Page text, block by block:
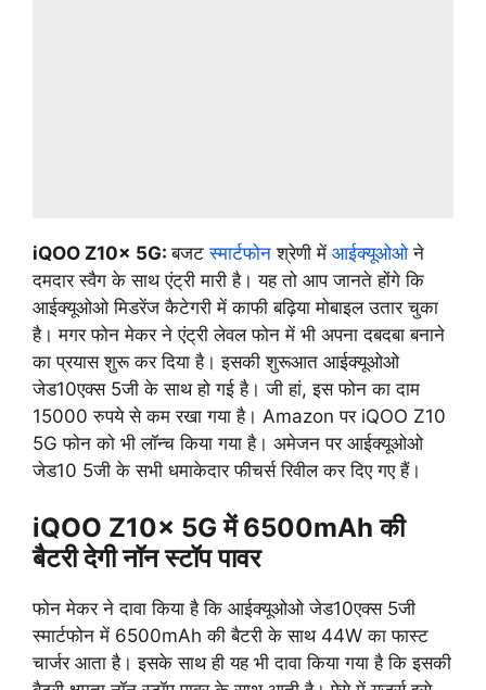
iQOO Z10x 5G:बजटस्मार्टफोनश्रेणी में आईक्यूओओने
दमदार स्वैग के साथ एंट्री मारी है। यह तो आप जानते होंगे कि
आईक्यूओओ मिडरेंज कैटेगरी में काफी बढ़िया मोबाइल उतार चुका
है। मगर फोन मेकर ने एंट्री लेवल फोन में भी अपना दबदबा बनाने
का प्रयास शुरू कर दिया है। इसकी शुरूआत आईक्यूओओ
जेड10एक्स 5जी के साथ हो गई है। जी हां, इस फोन का दाम
15000 रुपये से कम रखा गया है। Amazon पर iQOO Z10
5G फोन को भी लॉन्च किया गया है। अमेजन पर आईक्यूओओ
जेड10 5जी के सभी धमाकेदार फीचर्स रिवील कर दिए गए हैं।
iQOO Z10x 5G में 6500mAh की
बैटरी देगी नॉन स्टॉप पावर
फोन मेकर ने दावा किया है कि आईक्यूओओ जेड10एक्स 5जी
स्मार्टफोन में 6500mAh की बैटरी के साथ 44W का फास्ट
चार्जर आता है। इसके साथ ही यह भी दावा किया गया है कि इसकी